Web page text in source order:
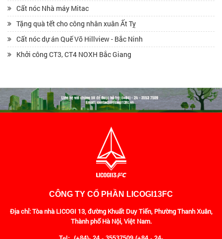
Cất nóc Nhà máy Mitac
Tặng quà tết cho công nhân xuân Ất Tỵ
Cất nóc dự án Quế Võ Hillview - Bắc Ninh
Khởi công CT3, CT4 NOXH Bắc Giang
CÔNG TY CỔ PHẦN LICOGI13FC
Địa chỉ: Tòa nhà LICOGI 13, đường Khuất Duy Tiến, Phường Thanh Xuân,
Thành phố Hà Nội, Việt Nam.